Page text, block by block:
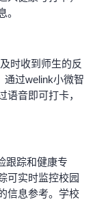
。
时收到师生的反
通过welink小微智
音即可打卡，
跟踪和健康专
可实时监控校园
信息参考。学校